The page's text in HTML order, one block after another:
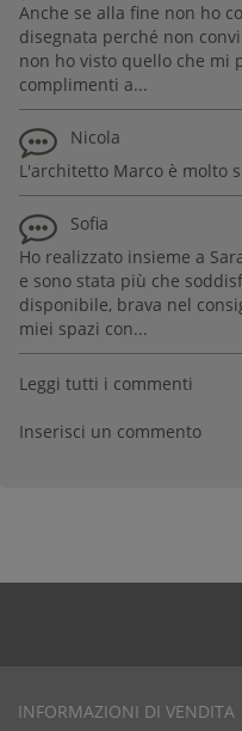
Anche se alla fine non ho
disegnata perché non
non ho visto quello che mi
complimenti a...
Nicola
L'architetto Marco è molto
Sofia
Ho realizzato insieme a
e sono stata più che
disponibile, brava nel
miei spazi con...
Leggi tutti i commenti
Inserisci un commento
INFORMAZIONI DI VENDITA